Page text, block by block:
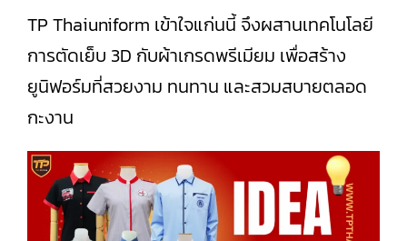
TP Thaiuniform เข้าใจแก่นนี้ จึงผสานเทคโนโลยี
การตัดเย็บ 3D กับผ้าเกรดพรีเมียม เพื่อสร้าง
ยูนิฟอร์มที่สวยงาม ทนทาน และสวมสบายตลอด
กะงาน